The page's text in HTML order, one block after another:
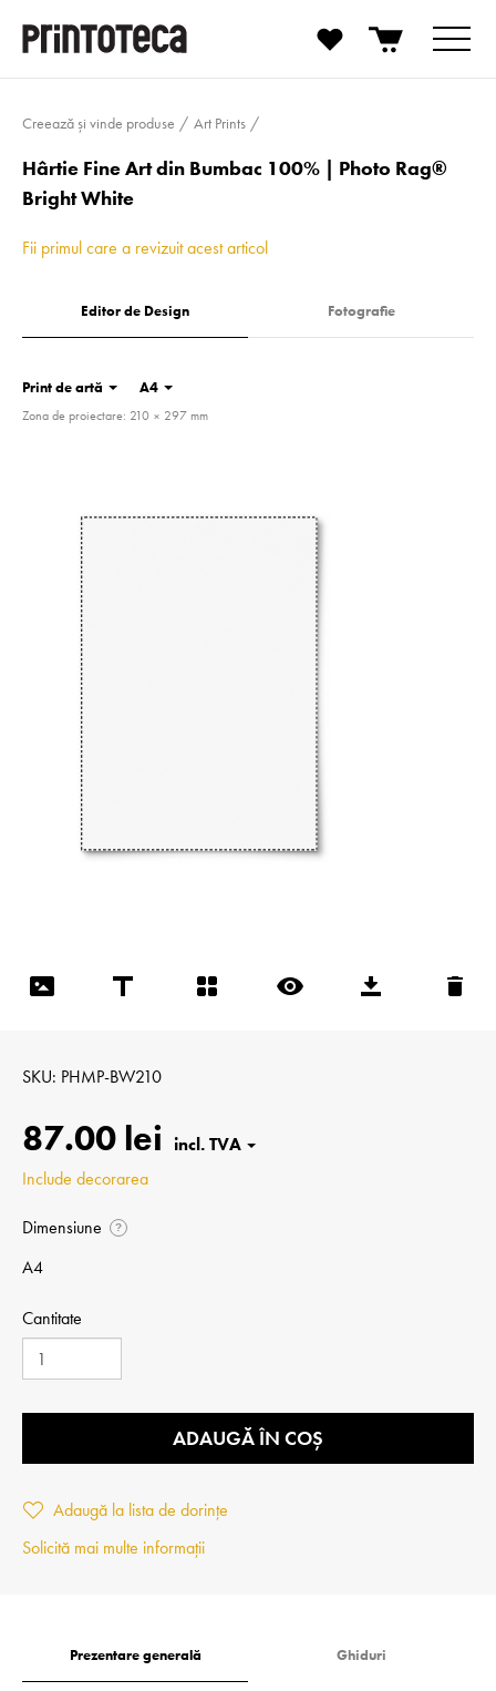
Creează și vinde produse Art Prints
Hârtie Fine Art din Bumbac 100% | Photo Rag®
Bright White
Fii primul care a revizuit acest articol
Editor de Design Fotografie
Print de artă A4
Zona de proiectare: 210 × 297 mm
SKU PHMP-BW210
87.00 lei
Include decorarea
Dimensiune ?
A4
Cantitate
ADAUGĂ ÎN COȘ
Adaugă la lista de dorințe
Solicită mai multe informații
Prezentare generală Ghiduri